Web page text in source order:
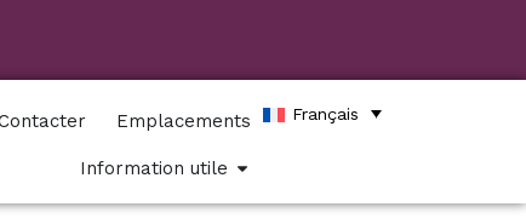
Emplacements
Information utile
Français